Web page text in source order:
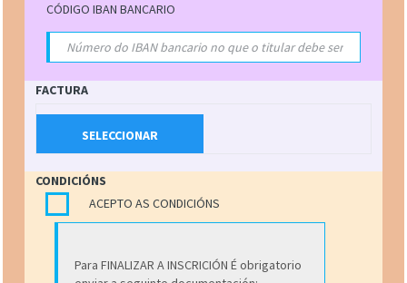
CÓDIGO IBAN BANCARIO
FACTURA
SELECCIONAR
CONDICIÓNS
ACEPTO AS CONDICIÓNS